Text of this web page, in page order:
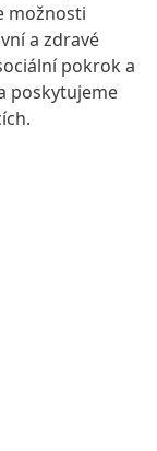
možnosti
a zdravé
pokrok a
poskytujeme